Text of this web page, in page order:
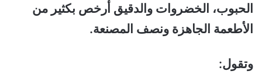
الحبوب، الخضروات والدقيق أرخص بكثير من
الأطعمة الجاهزة ونصف المصنعة.
وتقول: